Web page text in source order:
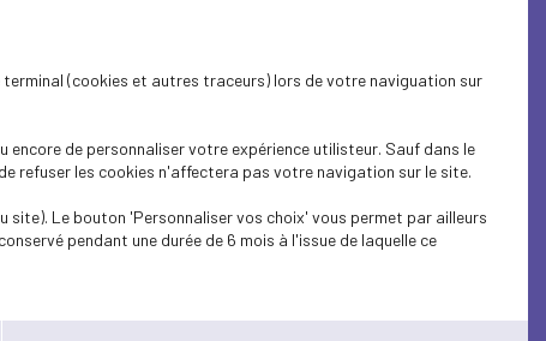
(cookies et autres traceurs) lors de votre naviguation sur
de personnaliser votre expérience utilisteur. Sauf dans le
refuser les cookies n'affectera pas votre navigation sur le site.
site). Le bouton 'Personnaliser vos choix' vous permet par ailleurs
pendant une durée de 6 mois à l'issue de laquelle ce